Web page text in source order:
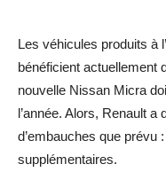
Les véhicules produits à
bénéficient actuellement
nouvelle Nissan Micra
l’année. Alors, Renault a
d’embauches que prévu
supplémentaires.